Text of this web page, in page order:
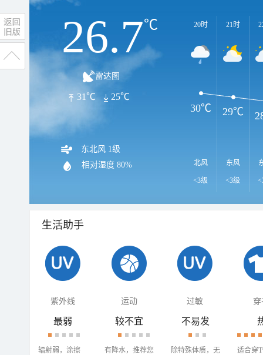
26.7℃
雷达图
31℃ 25℃
东北风 1级
相对湿度 80%
20时
北风
<3级
21时
东风
<3级
30℃ 29℃
生活助手
紫外线 运动 过敏 穿
最弱
辐射弱，涂擦
较不宜
有降水，推荐您
不易发
除特殊体质，无
适合穿